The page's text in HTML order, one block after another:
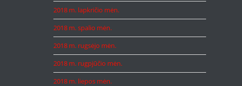
2018 m. lapkričio mėn.
2018 m. spalio mėn.
2018 m. rugsėjo mėn.
2018 m. rugpjūčio mėn.
2018 m. liepos mėn.